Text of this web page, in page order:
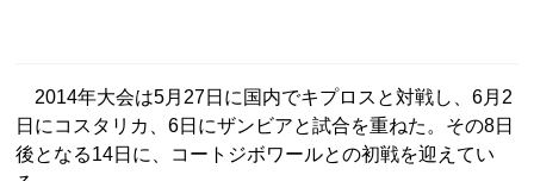
2014年大会は5月27日に国内でキプロスと対戦し、6月2
日にコスタリカ、6日にザンビアと試合を重ねた。その8日
後となる14日に、コートジボワールとの初戦を迎えてい